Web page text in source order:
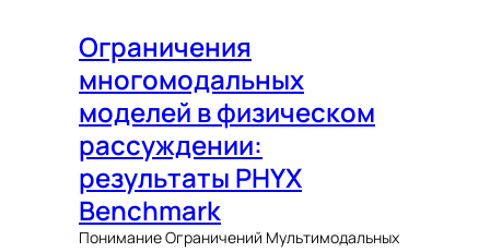
Ограничения
многомодальных
моделей в физическом
рассуждении:
результаты PHYX
Benchmark
Понимание Ограничений Мультимодальных